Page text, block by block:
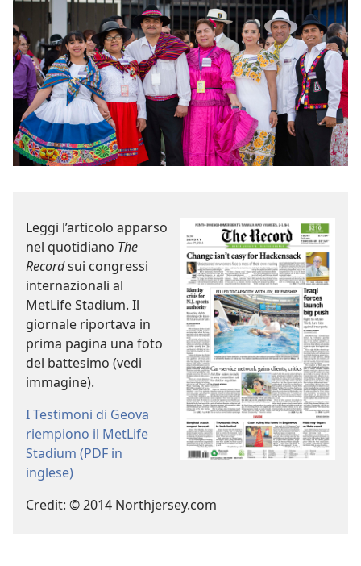
Leggi l’articolo apparso
nel quotidiano The
Recordsui congressi
internazionali al
MetLife Stadium. Il
giornale riportava in
prima pagina una foto
del battesimo (vedi
immagine).
I Testimoni di Geova
riempiono il MetLife
Stadium (PDF in
inglese)
Credit: © 2014 Northjersey.com